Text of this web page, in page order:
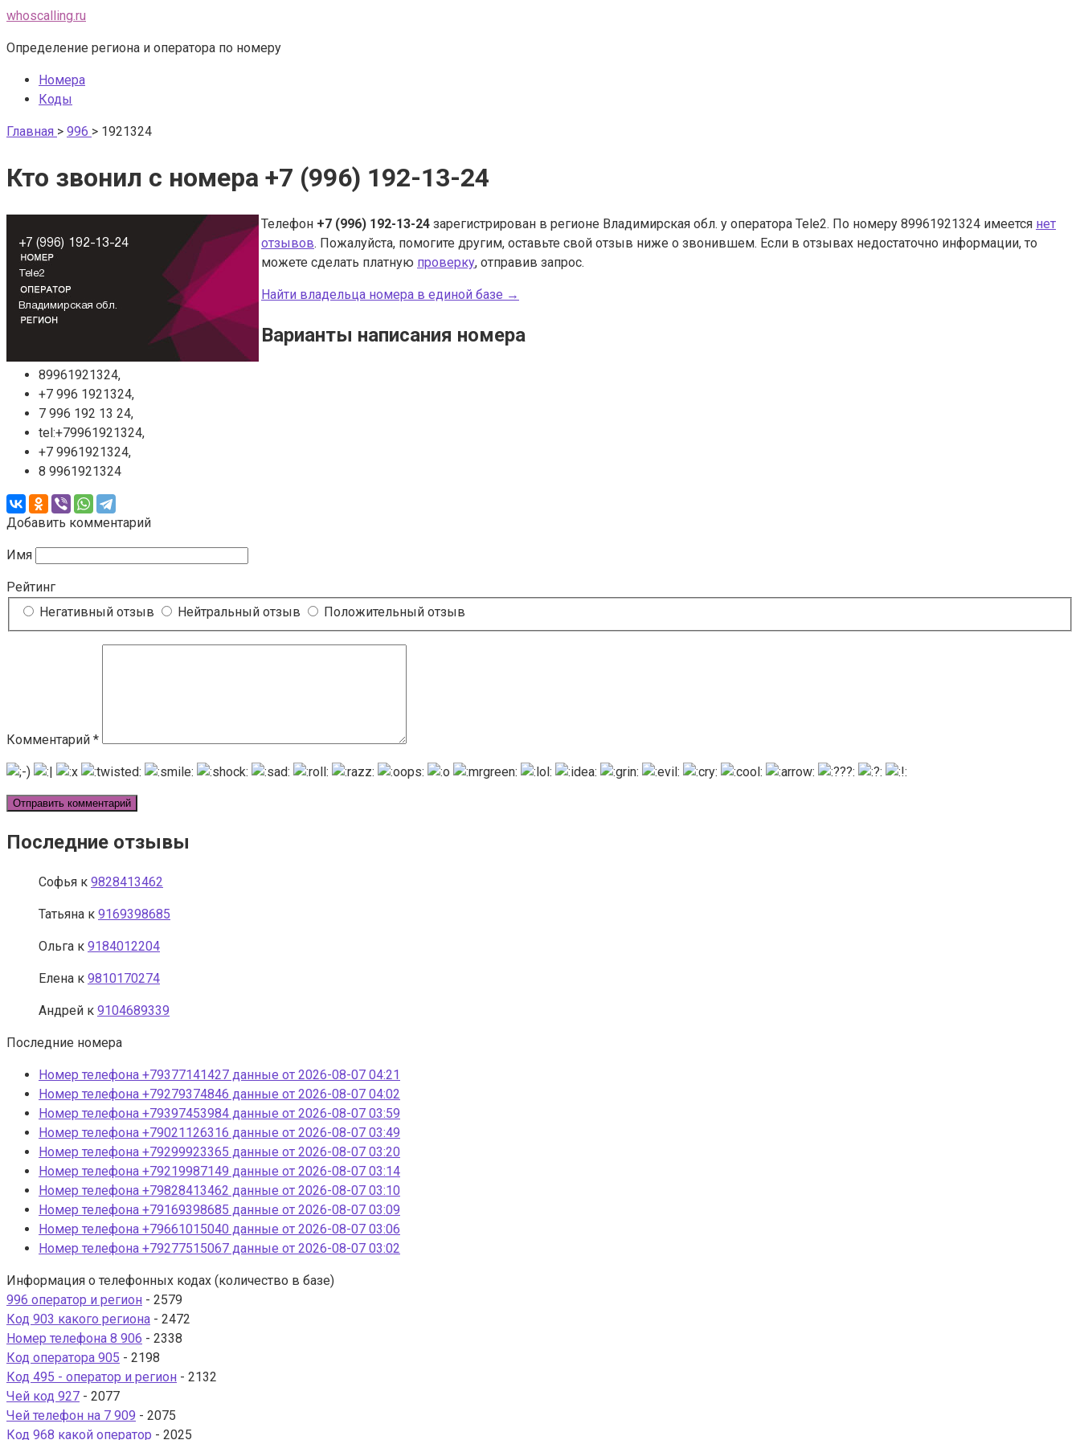
Перейти
контенту
whoscalling.ru
Определение региона и оператора по номеру
Номера
Коды
Главная > 996 > 1921324
Кто звонил с номера +7 (996) 192-13-24
Телефон +7 (996) 192-13-24 зарегистрирован в регионе Владимирская обл. у оператора Tele2. По номеру 89961921324 имеется нет
отзывов. Пожалуйста, помогите другим, оставьте свой отзыв ниже о звонившем. Если в отзывах недостаточно информации, то
можете сделать платную проверку, отправив запрос.
Найти владельца номера в единой базе →
Варианты написания номера
89961921324,
+7 996 1921324,
7 996 192 13 24,
tel:+79961921324,
+7 9961921324,
8 9961921324
Добавить комментарий
Имя
Рейтинг
Негативный отзыв
Нейтральный отзыв Положительный отзыв
Комментарий *
Последние отзывы
Софья к 9828413462
Татьяна к 9169398685
Ольга к 9184012204
Елена к 9810170274
Андрей к 9104689339
Последние номера
Номер телефона +79377141427 данные от 2026-08-07 04:21
Номер телефона +79279374846 данные от 2026-08-07 04:02
Номер телефона +79397453984 данные от 2026-08-07 03:59
Номер телефона +79021126316 данные от 2026-08-07 03:49
Номер телефона +79299923365 данные от 2026-08-07 03:20
Номер телефона +79219987149 данные от 2026-08-07 03:14
Номер телефона +79828413462 данные от 2026-08-07 03:10
Номер телефона +79169398685 данные от 2026-08-07 03:09
Номер телефона +79661015040 данные от 2026-08-07 03:06
Номер телефона +79277515067 данные от 2026-08-07 03:02
Информация о телефонных кодах (количество в базе)
996 оператор и регион - 2579
Код 903 какого региона - 2472
Номер телефона 8 906 - 2338
Код оператора 905 - 2198
Код 495 - оператор и регион - 2132
Чей код 927 - 2077
Чей телефон на 7 909 - 2075
Код 968 какой оператор - 2025